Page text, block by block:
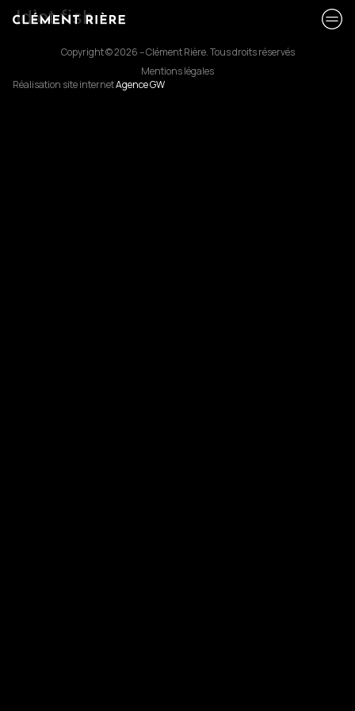
Idiot fish
Copyright © 2026 – Clément Rière. Tous droits réservés
Mentions légales
Réalisation site internetAgence GW